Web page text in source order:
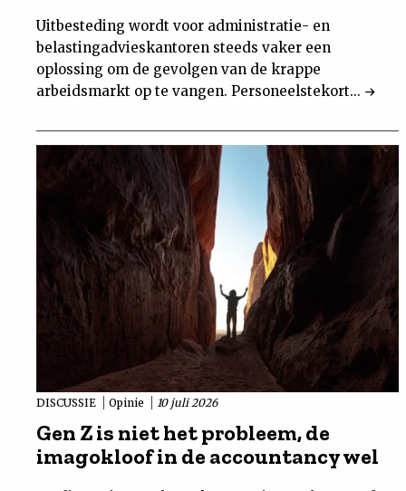
Uitbesteding wordt voor administratie- en
belastingadvieskantoren steeds vaker een
oplossing om de gevolgen van de krappe
arbeidsmarkt op te vangen. Personeelstekort...
DISCUSSIE Opinie 10 juli 2026
Gen Z is niet het probleem, de
imagokloof in de accountancy wel